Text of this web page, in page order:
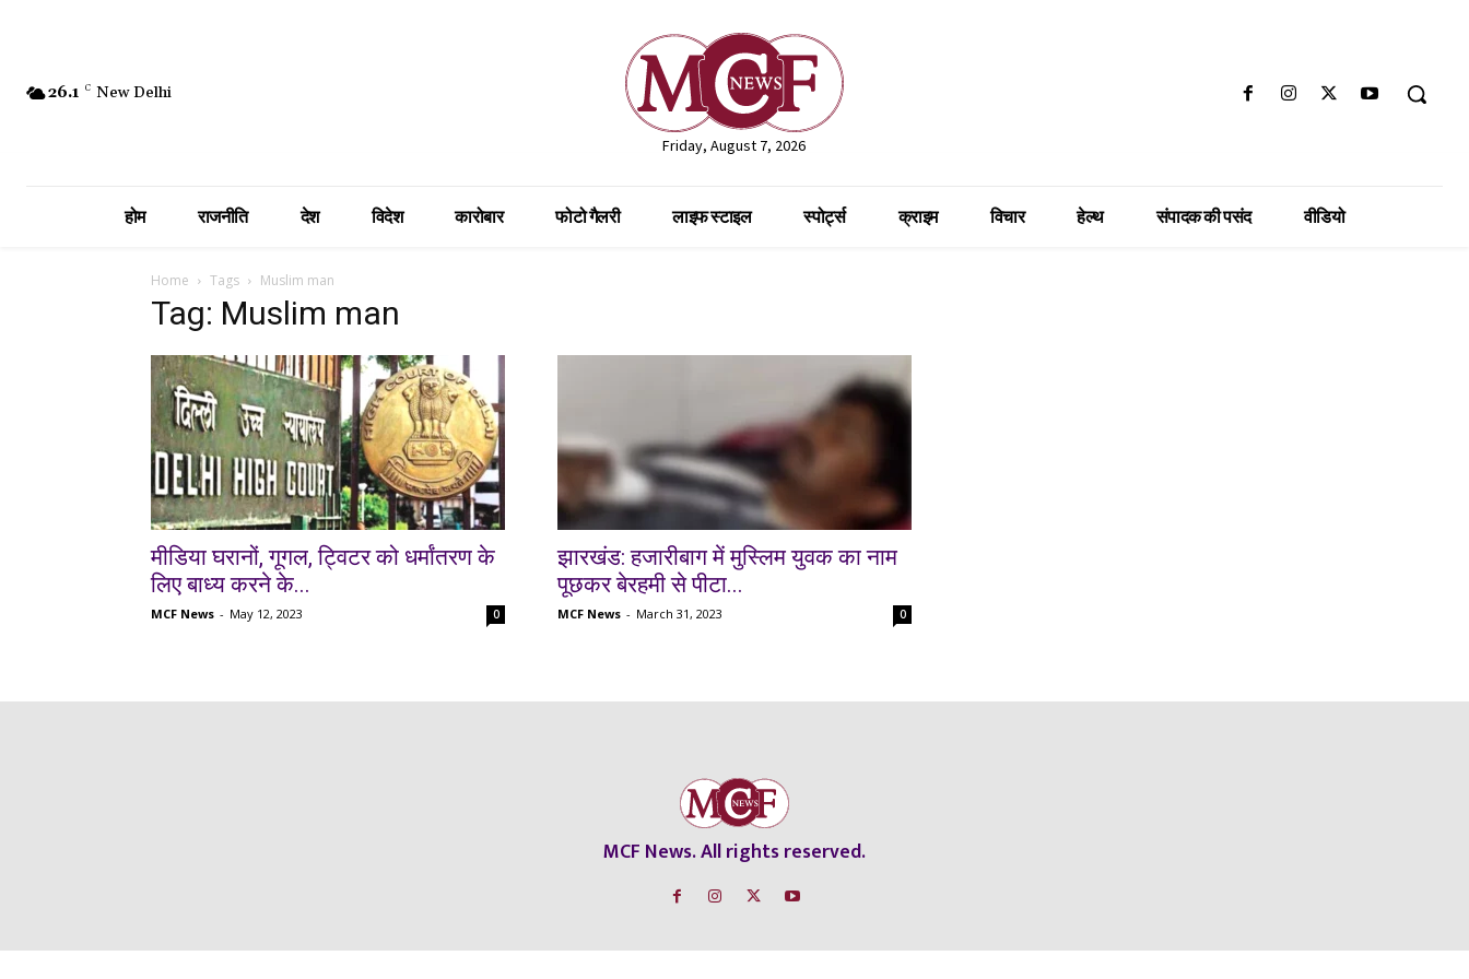
26.1 C New Delhi
Friday, August 7, 2026
होम राजनीति देश विदेश कारोबार फोटो गैलरी लाइफ स्टाइल स्पोर्ट्स क्राइम विचार हेल्थ संपादक की पसंद वीडियो
Home Tags Muslim man
Tag: Muslim man
मीडिया घरानों, गूगल, ट्विटर को धर्मांतरण के
लिए बाध्य करने के...
MCF News - May 12, 2023 0
झारखंड: हजारीबाग में मुस्लिम युवक का नाम
पूछकर बेरहमी से पीटा...
MCF News - March 31, 2023 0
MCF News. All rights reserved.